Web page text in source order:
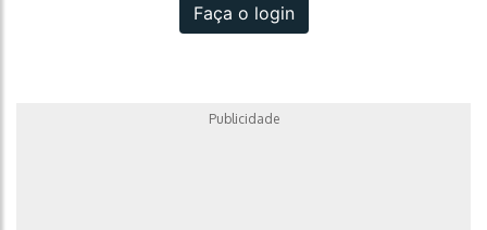
Faça o login
Publicidade